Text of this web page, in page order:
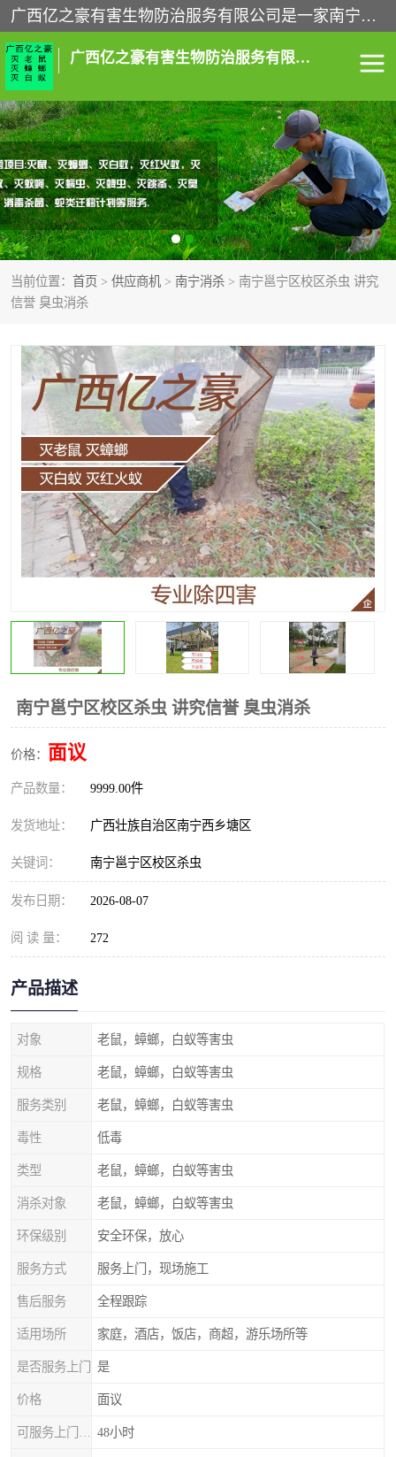
广西亿之豪有害生物防治服务有限公司是一家南宁灭鼠公司、灭蟑螂公司，南宁杀虫公司，南宁除虫公司，南宁灭跳蚤公司，南宁灭白蚁公司，南宁除四害公司,广西亿之豪有害生物防治服务有限公司专业灭蟑螂,除臭虫,其他害虫,服务上门,安全环保,售后保障,一次消杀，竭诚为您服务.
广西亿之豪有害生物防治服务有限公司
当前位置： 首页 > 供应商机 > 南宁消杀 > 南宁邕宁区校区杀虫 讲究
信誉 臭虫消杀
南宁邕宁区校区杀虫 讲究信誉 臭虫消杀
价格： 面议
产品数量： 9999.00件
发货地址： 广西壮族自治区南宁西乡塘区
关键词： 南宁邕宁区校区杀虫
发布日期： 2026-08-07
阅 读 量： 272
产品描述
对象 老鼠，蟑螂，白蚁等害虫
规格 老鼠，蟑螂，白蚁等害虫
服务类别 老鼠，蟑螂，白蚁等害虫
毒性 低毒
类型 老鼠，蟑螂，白蚁等害虫
消杀对象 老鼠，蟑螂，白蚁等害虫
环保级别 安全环保，放心
服务方式 服务上门，现场施工
售后服务 全程跟踪
适用场所 家庭，酒店，饭店，商超，游乐场所等
是否服务上门 是
价格 面议
48小时
南宁灭白蚁 南宁灭老鼠
南宁灭蟑螂 南宁杀虫
南宁除四害 南宁消杀
南宁除虫公司